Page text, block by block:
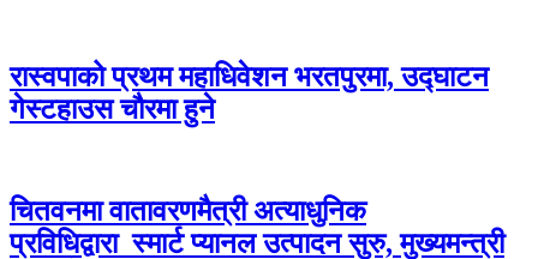
रास्वपाको प्रथम महाधिवेशन भरतपुरमा, उद्घाटन
गेस्टहाउस चौरमा हुने
चितवनमा वातावरणमैत्री अत्याधुनिक
प्रविधिद्वारा स्मार्ट प्यानल उत्पादन सुरु, मुख्यमन्त्री